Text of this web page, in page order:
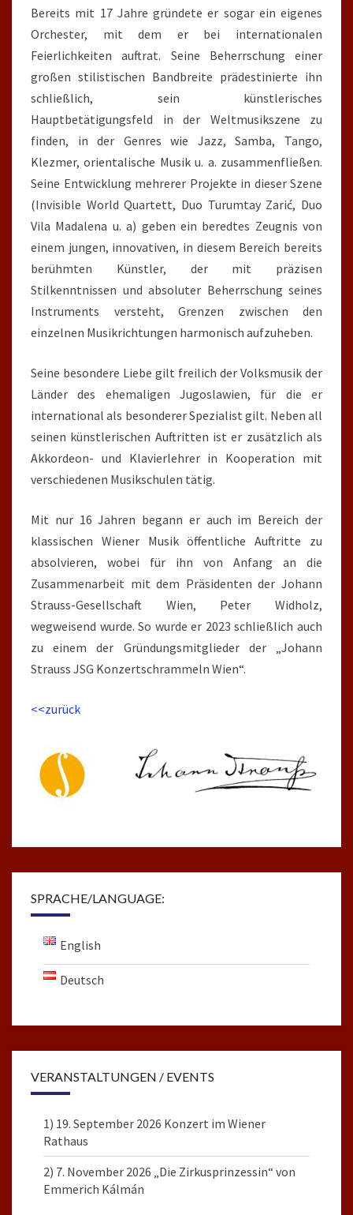
Bereits mit 17 Jahre gründete er sogar ein eigenes
Orchester, mit dem er bei internationalen
Feierlichkeiten auftrat. Seine Beherrschung einer
großen stilistischen Bandbreite prädestinierte ihn
schließlich, sein künstlerisches
Hauptbetätigungsfeld in der Weltmusikszene zu
finden, in der Genres wie Jazz, Samba, Tango,
Klezmer, orientalische Musik u. a. zusammenfließen.
Seine Entwicklung mehrerer Projekte in dieser Szene
(Invisible World Quartett, Duo Turumtay Zarić, Duo
Vila Madalena u. a) geben ein beredtes Zeugnis von
einem jungen, innovativen, in diesem Bereich bereits
berühmten Künstler, der mit präzisen
Stilkenntnissen und absoluter Beherrschung seines
Instruments versteht, Grenzen zwischen den
einzelnen Musikrichtungen harmonisch aufzuheben.
Seine besondere Liebe gilt freilich der Volksmusik der
Länder des ehemaligen Jugoslawien, für die er
international als besonderer Spezialist gilt. Neben all
seinen künstlerischen Auftritten ist er zusätzlich als
Akkordeon- und Klavierlehrer in Kooperation mit
verschiedenen Musikschulen tätig.
Mit nur 16 Jahren begann er auch im Bereich der
klassischen Wiener Musik öffentliche Auftritte zu
absolvieren, wobei für ihn von Anfang an die
Zusammenarbeit mit dem Präsidenten der Johann
Strauss-Gesellschaft Wien, Peter Widholz,
wegweisend wurde. So wurde er 2023 schließlich auch
zu einem der Gründungsmitglieder der „Johann
Strauss JSG Konzertschrammeln Wien“.
<<zurück
SPRACHE/LANGUAGE:
English
Deutsch
VERANSTALTUNGEN / EVENTS
1) 19. September 2026 Konzert im Wiener
Rathaus
2) 7. November 2026 „Die Zirkusprinzessin“ von
Emmerich Kálmán